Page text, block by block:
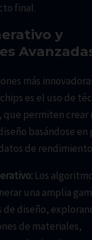
final.
y
más
es el uso de
que permiten
basándose
de
Los
una amplia
de diseño,
de materiales,